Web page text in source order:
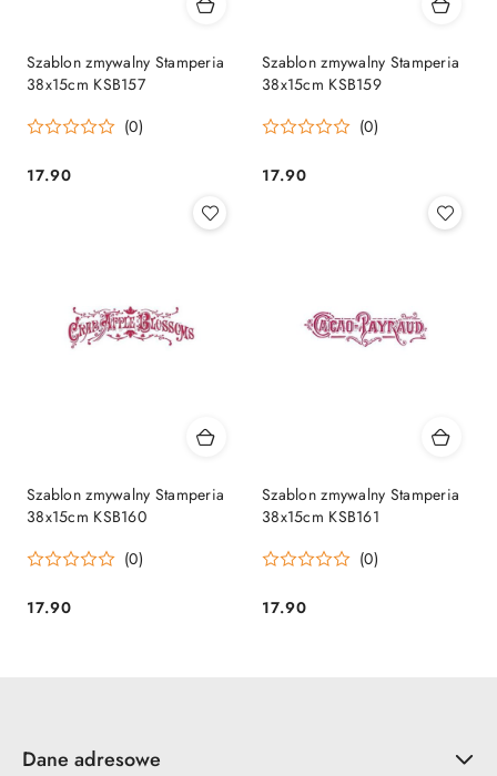
Szablon zmywalny Stamperia
38x15cm KSB157
(0)
Cena:
17.90
Szablon zmywalny Stamperia
38x15cm KSB159
(0)
Cena:
17.90
Szablon zmywalny Stamperia
38x15cm KSB160
(0)
Cena:
17.90
Szablon zmywalny Stamperia
38x15cm KSB161
(0)
Cena:
17.90
Dane adresowe